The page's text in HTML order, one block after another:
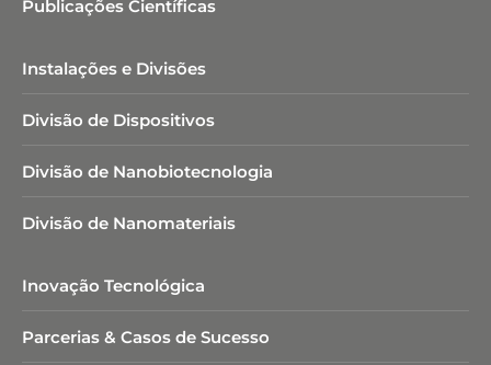
Publicações Científicas
Instalações e Divisões
Divisão de Dispositivos
Divisão de Nanobiotecnologia​
Divisão de Nanomateriais
Inovação Tecnológica
Parcerias & Casos de Sucesso